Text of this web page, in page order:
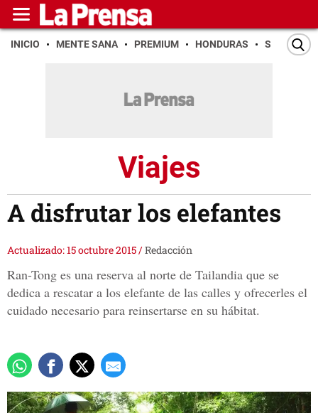
INICIO MENTE SANA PREMIUM HONDURAS SAN PEDRO
Viajes
A disfrutar los elefantes
Actualizado: 15 octubre 2015/Redacción
Ran-Tong es una reserva al norte de Tailandia que se
dedica a rescatar a los elefante de las calles y ofrecerles el
cuidado necesario para reinsertarse en su hábitat.